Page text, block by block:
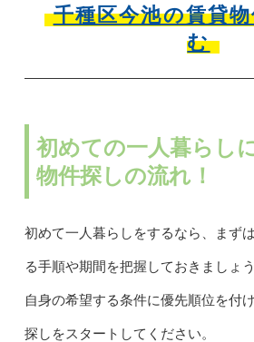
千種区今池の賃貸
む
初めての一人暮らし
物件探しの流れ！
初めて一人暮らしをするなら、まず
る手順や期間を把握しておきましょう
自身の希望する条件に優先順位を付
探しをスタートしてください。